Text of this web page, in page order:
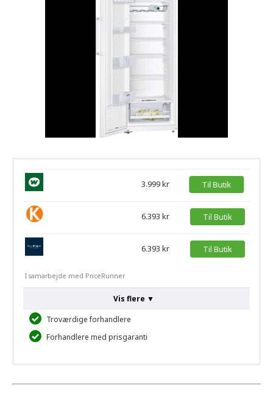
3.999 kr Til Butik
6.393 kr Til Butik
6.393 kr Til Butik
I samarbejde med PriceRunner
Vis flere ▼
Troværdige forhandlere
Forhandlere med prisgaranti